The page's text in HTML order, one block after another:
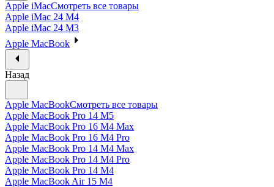
Apple iMacСмотреть все товары
Apple iMac 24 M4
Apple iMac 24 M3
Apple MacBook
Назад
Apple MacBookСмотреть все товары
Apple MacBook Pro 14 M5
Apple MacBook Pro 16 M4 Max
Apple MacBook Pro 16 M4 Pro
Apple MacBook Pro 14 M4 Max
Apple MacBook Pro 14 M4 Pro
Apple MacBook Pro 14 M4
Apple MacBook Air 15 M4